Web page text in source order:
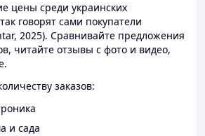
цены среди украинских
говорят сами покупатели
2025). Сравнивайте предложения
читайте отзывы с фото и видео,
заказов:
и сада